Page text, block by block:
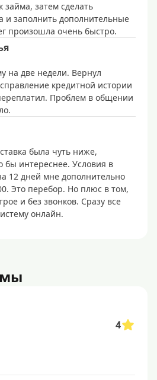
займа, затем сделать
и заполнить дополнительные
произошла очень быстро.
на две недели. Вернул
кредитной истории
Проблем в общении
была чуть ниже,
бы интереснее. Условия в
12 дней мне дополнительно
Это перебор. Но плюс в том,
и без звонков. Сразу все
онлайн.
4